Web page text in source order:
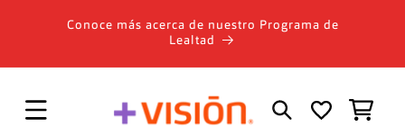
directamenteConoce más acerca de nuestro Programa de
Lealtad
Carrito